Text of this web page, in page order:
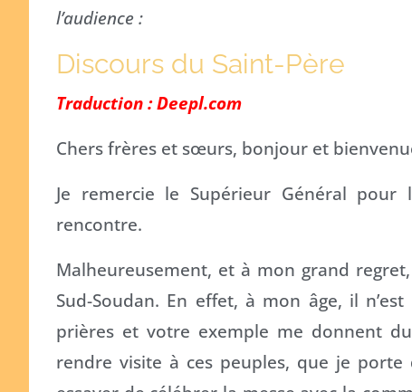
l’audience :
Discours du Saint-Père
Traduction : Deepl.com
Chers frères et sœurs, bonjour et
Je remercie le Supérieur Général
rencontre.
Malheureusement, et à mon grand
Sud-Soudan. En effet, à mon âge, il
prières et votre exemple me donnent
rendre visite à ces peuples, que je